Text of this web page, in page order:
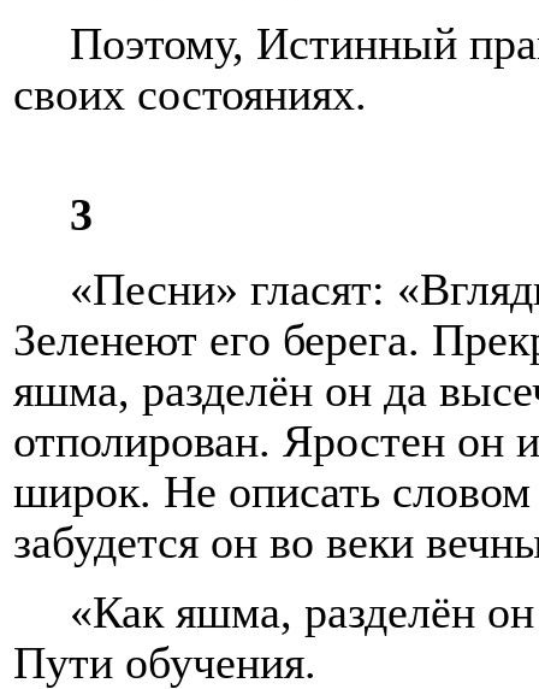
Поэтому, Истинный
своих состояниях.
3
«Песни» гласят:
Зеленеют его берега.
яшма, разделён он да
отполирован. Яростен он
широк. Не описать
забудется он во веки
«Как яшма, разделён
Пути обучения.